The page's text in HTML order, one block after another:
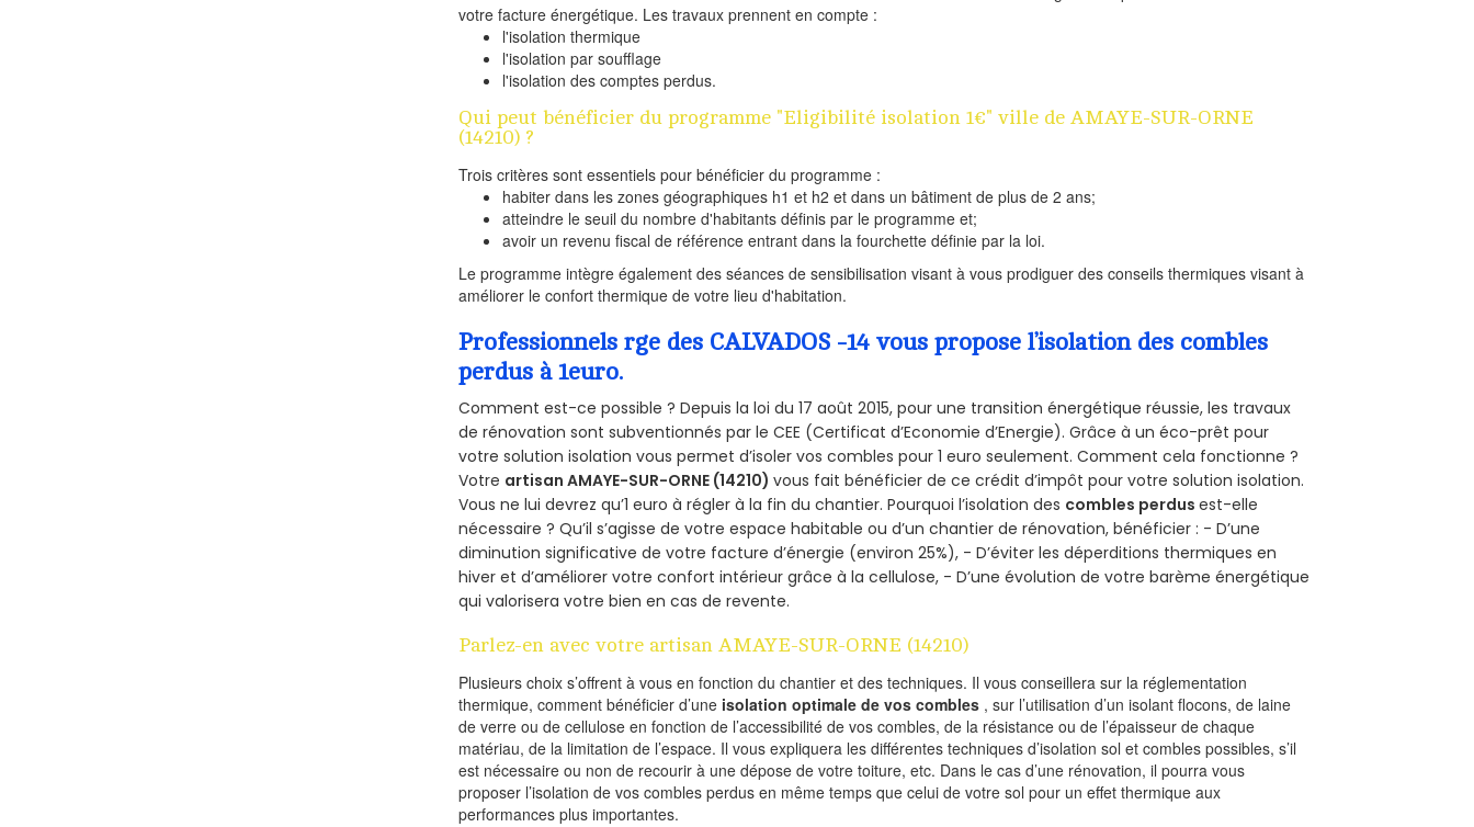
votre facture énergétique. Les travaux prennent en compte :
l'isolation thermique
l'isolation par soufflage
l'isolation des comptes perdus.
Qui peut bénéficier du programme "Eligibilité isolation 1€" ville de AMAYE-SUR-ORNE
(14210) ?
Trois critères sont essentiels pour bénéficier du programme :
habiter dans les zones géographiques h1 et h2 et dans un bâtiment de plus de 2 ans;
atteindre le seuil du nombre d'habitants définis par le programme et;
avoir un revenu fiscal de référence entrant dans la fourchette définie par la loi.
Le programme intègre également des séances de sensibilisation visant à vous prodiguer des conseils thermiques visant à
améliorer le confort thermique de votre lieu d'habitation.
Professionnels rge des CALVADOS -14 vous propose l’isolation des combles
perdus à 1euro.
Comment est-ce possible ? Depuis la loi du 17 août 2015, pour une transition énergétique réussie, les travaux
de rénovation sont subventionnés par le CEE (Certificat d’Economie d’Energie). Grâce à un éco-prêt pour
votre solution isolation vous permet d’isoler vos combles pour 1 euro seulement. Comment cela fonctionne ?
Votre artisan AMAYE-SUR-ORNE (14210)vous fait bénéficier de ce crédit d’impôt pour votre solution isolation.
Vous ne lui devrez qu’1 euro à régler à la fin du chantier. Pourquoi l’isolation des combles perdusest-elle
nécessaire ? Qu’il s’agisse de votre espace habitable ou d’un chantier de rénovation, bénéficier : - D’une
diminution significative de votre facture d’énergie (environ 25%), - D’éviter les déperditions thermiques en
hiver et d’améliorer votre confort intérieur grâce à la cellulose, - D’une évolution de votre barème énergétique
qui valorisera votre bien en cas de revente.
Parlez-en avec votre artisan AMAYE-SUR-ORNE (14210)
Plusieurs choix s’offrent à vous en fonction du chantier et des techniques. Il vous conseillera sur la réglementation
thermique, comment bénéficier d’une isolation optimale de vos combles , sur l’utilisation d’un isolant flocons, de laine
de verre ou de cellulose en fonction de l’accessibilité de vos combles, de la résistance ou de l’épaisseur de chaque
matériau, de la limitation de l’espace. Il vous expliquera les différentes techniques d’isolation sol et combles possibles, s’il
est nécessaire ou non de recourir à une dépose de votre toiture, etc. Dans le cas d’une rénovation, il pourra vous
proposer l’isolation de vos combles perdus en même temps que celui de votre sol pour un effet thermique aux
performances plus importantes.